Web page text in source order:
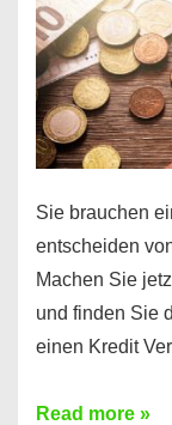
Kredit
finden
Sie brauchen
entscheiden
Machen Sie
und finden Sie
einen Kredit
Sie
Read more »